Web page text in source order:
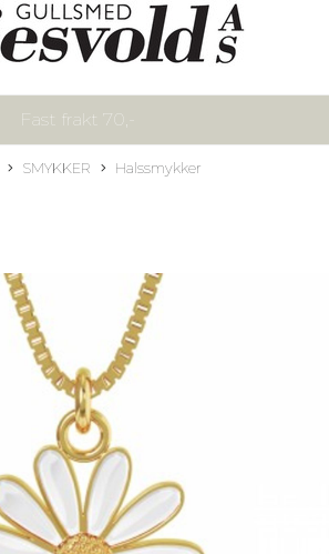
Fast frakt 70,-
SMYKKER Halssmykker